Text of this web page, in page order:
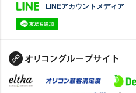
LINEアカウントメディア